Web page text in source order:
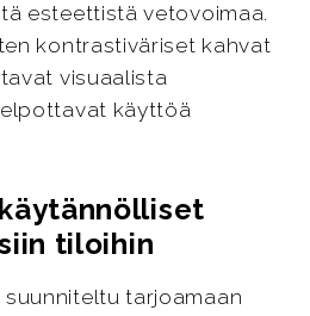
esteettistä vetovoimaa.
kontrastiväriset kahvat
visuaalista
käyttöä
tiloihin
tarjoamaan